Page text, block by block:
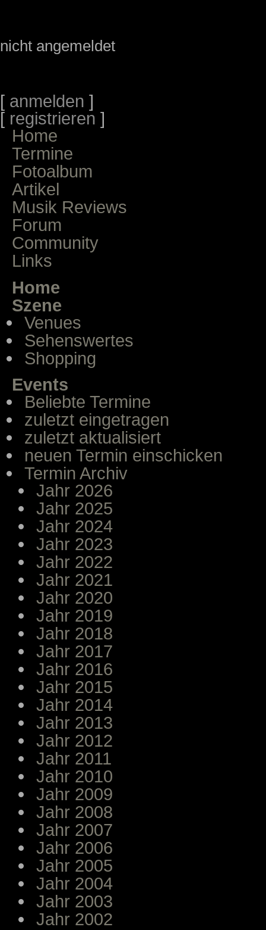
nicht angemeldet
[ anmelden ]
[ registrieren ]
Home
Termine
Fotoalbum
Artikel
Musik Reviews
Forum
Community
Links
Home
Szene
Venues
Sehenswertes
Shopping
Events
Beliebte Termine
zuletzt eingetragen
zuletzt aktualisiert
neuen Termin einschicken
Termin Archiv
Jahr 2026
Jahr 2025
Jahr 2024
Jahr 2023
Jahr 2022
Jahr 2021
Jahr 2020
Jahr 2019
Jahr 2018
Jahr 2017
Jahr 2016
Jahr 2015
Jahr 2014
Jahr 2013
Jahr 2012
Jahr 2011
Jahr 2010
Jahr 2009
Jahr 2008
Jahr 2007
Jahr 2006
Jahr 2005
Jahr 2004
Jahr 2003
Jahr 2002